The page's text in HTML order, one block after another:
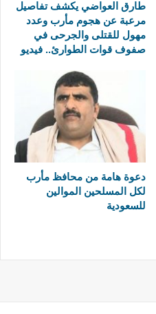
طارق العواضي يكشف تفاصيل
مرعبة عن هجوم مأرب وعدد
مهول للقتلى والجرحى في
صفوف قوات الطوارئ.. فيديو
دعوة هامة من محافظ مأرب
لكل المسلحين الموالين
للسعودية